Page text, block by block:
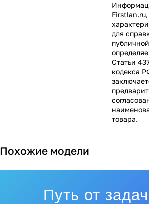
Firstlan.ru
для
Статьи
кодекса
товара.
Похожие модели
Путь от